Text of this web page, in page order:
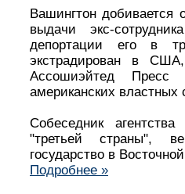
Вашингтон добивается
выдачи экс-
депортации его в
экстрадирован в
Ассошиэйтед
американских властных
Собеседник
"третьей страны",
государство в
Подробнее »